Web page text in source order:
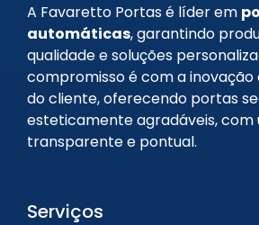
A Favaretto Portas é líder em
automáticas, garantindo
qualidade e soluções
compromisso é com a inovação
do cliente, oferecendo portas
esteticamente agradáveis, com
transparente e pontual.
Serviços